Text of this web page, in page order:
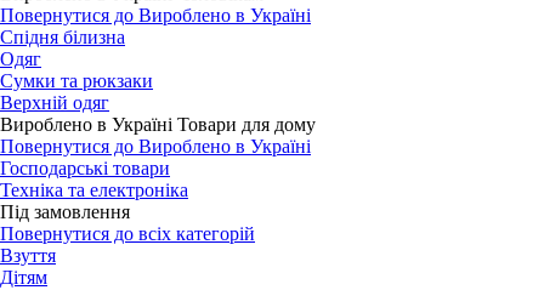
Повернутися до Вироблено в Україні
Спідня білизна
Одяг
Сумки та рюкзаки
Верхній одяг
Вироблено в Україні Товари для дому
Повернутися до Вироблено в Україні
Господарські товари
Техніка та електроніка
Під замовлення
Повернутися до всіх категорій
Взуття
Дітям